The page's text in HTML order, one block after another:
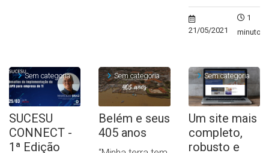
21/05/2021
1
minuto
Sem categoria
SUCESU
CONNECT -
1ª Edição
Sem categoria
Belém e seus
405 anos
Sem categoria
Um site mais
completo,
robusto e